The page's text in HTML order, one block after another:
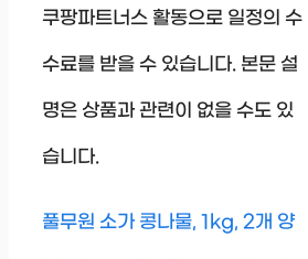
쿠팡파트너스 활동으로 일정의 수
수료를 받을 수 있습니다. 본문 설
명은 상품과 관련이 없을 수도 있
습니다.
풀무원 소가 콩나물, 1kg, 2개 양